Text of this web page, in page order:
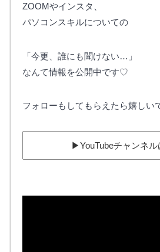
ZOOMやインスタ、
パソコンスキルについての
「今更、誰にも聞けない…」
なんて情報を公開中です♡
フォローもしてもらえたら嬉しい
▶︎YouTubeチャンネル